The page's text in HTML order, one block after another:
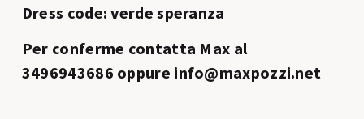
Dress code: verde speranza
Per conferme contatta Max al
3496943686 oppure info@maxpozzi.net